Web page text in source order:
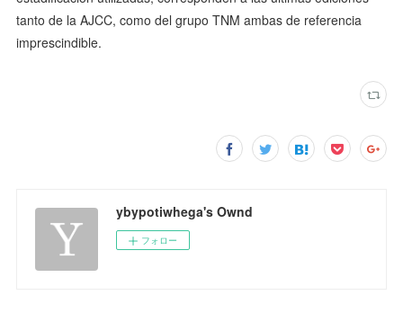
tanto de la AJCC, como del grupo TNM ambas de referencia
imprescindible.
ybypotiwhega's Ownd
フォロー